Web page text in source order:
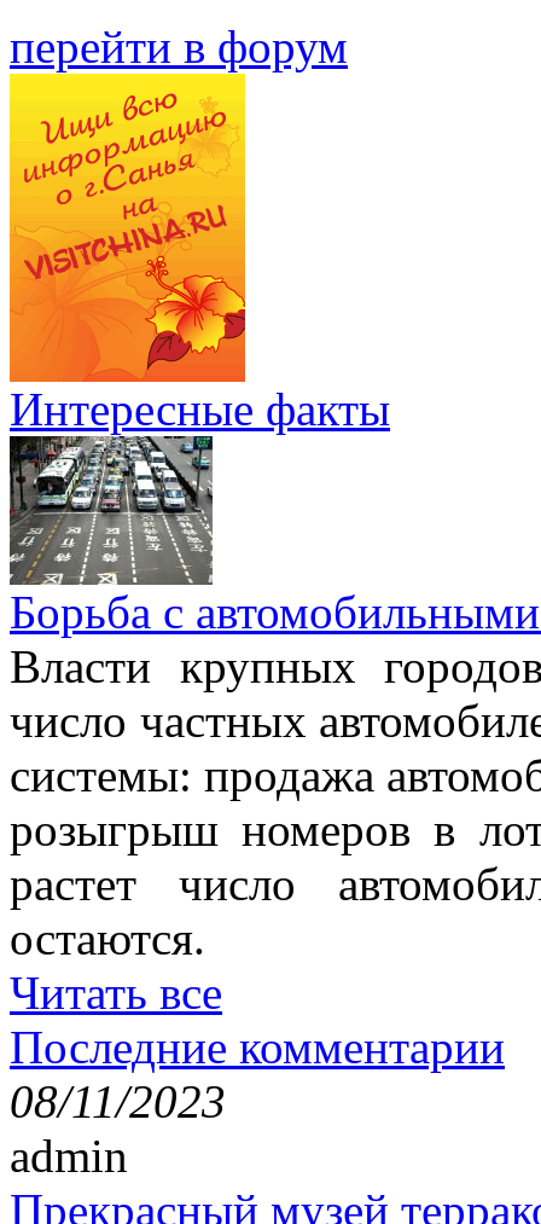
перейти в форум
Интересные факты
Борьба с
Власти крупных
число частных
системы: продажа
розыгрыш номеров в
растет число
остаются.
Читать все
Последние комментарии
08/11/2023
admin
Прекрасный музей